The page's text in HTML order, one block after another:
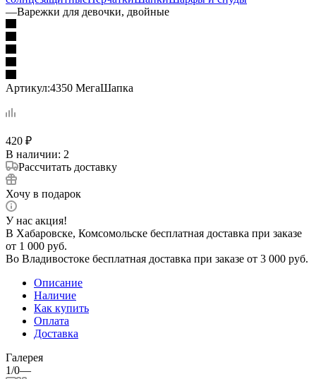
—Варежки для девочки, двойные
Артикул:4350 МегаШапка
420 ₽
В наличии: 2
Рассчитать доставку
Хочу в подарок
У нас акция!
В Хабаровске, Комсомольске бесплатная доставка при заказе
от 1 000 руб.
Во Владивостоке бесплатная доставка при заказе от 3 000 руб.
Описание
Наличие
Как купить
Оплата
Доставка
Галерея
1/0—